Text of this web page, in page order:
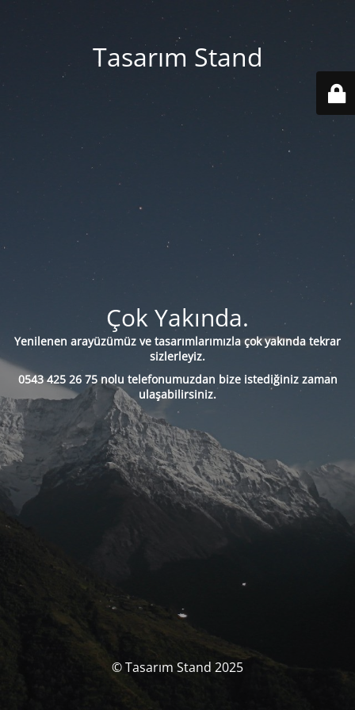
Tasarım Stand
Çok Yakında.
Yenilenen arayüzümüz ve tasarımlarımızla çok yakında tekrar
sizlerleyiz.
0543 425 26 75 nolu telefonumuzdan bize istediğiniz zaman
ulaşabilirsiniz.
© Tasarım Stand 2025